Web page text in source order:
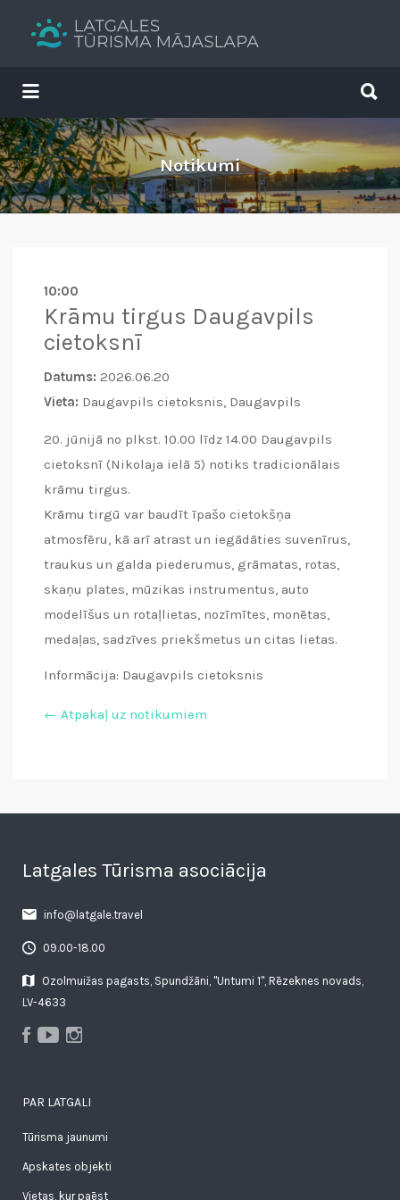
Tavs brīvdienu ceļvedis
Search
for:
for:
Notikumi
10:00
Krāmu tirgus Daugavpils
cietoksnī
Datums: 2026.06.20
Vieta: Daugavpils cietoksnis, Daugavpils
20. jūnijā no plkst. 10.00 līdz 14.00 Daugavpils
cietoksnī (Nikolaja ielā 5) notiks tradicionālais
krāmu tirgus.
Krāmu tirgū var baudīt īpašo cietokšņa
atmosfēru, kā arī atrast un iegādāties suvenīrus,
traukus un galda piederumus, grāmatas, rotas,
skaņu plates, mūzikas instrumentus, auto
modelīšus un rotaļlietas, nozīmītes, monētas,
medaļas, sadzīves priekšmetus un citas lietas.
Informācija: Daugavpils cietoksnis
← Atpakaļ uz notikumiem
Latgales Tūrisma asociācija
info@latgale.travel
09.00-18.00
Ozolmuižas pagasts, Spundžāni, "Untumi 1", Rēzeknes novads,
LV-4633
PAR LATGALI
Tūrisma jaunumi
Apskates objekti
Vietas, kur paēst